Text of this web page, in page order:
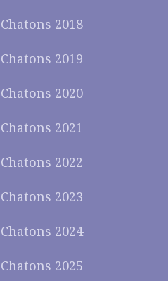
Chatons 2018
Chatons 2019
Chatons 2020
Chatons 2021
Chatons 2022
Chatons 2023
Chatons 2024
Chatons 2025